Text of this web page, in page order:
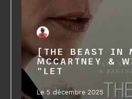
[THE BEAST IN
MCCARTNEY &
"LET
Le 5 décembre 2025